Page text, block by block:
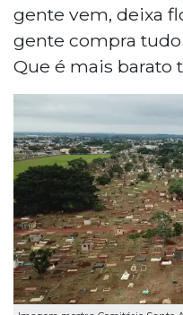
gente vem, deixa
gente compra
Que é mais barato